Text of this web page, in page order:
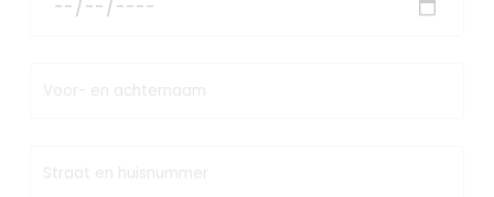
Voor- en achternaam
Straat en huisnummer